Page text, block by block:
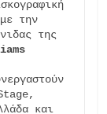
την
ευγενική παραχώρηση της καλλιτέχνιδας της
και